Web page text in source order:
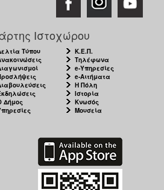
Ιστοχώρου
Τύπου
Δήμος
Κ.Ε.Π.
Τηλέφωνα
e-Υπηρεσίες
e-Αιτήματα
Η Πόλη
Ιστορία
Κνωσός
Μουσεία